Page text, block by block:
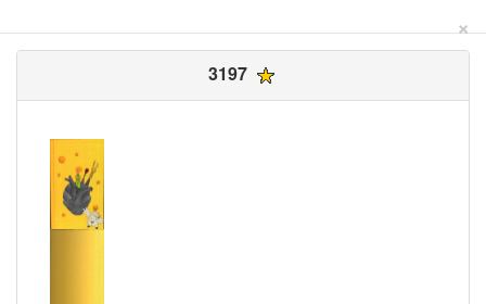
×
3197